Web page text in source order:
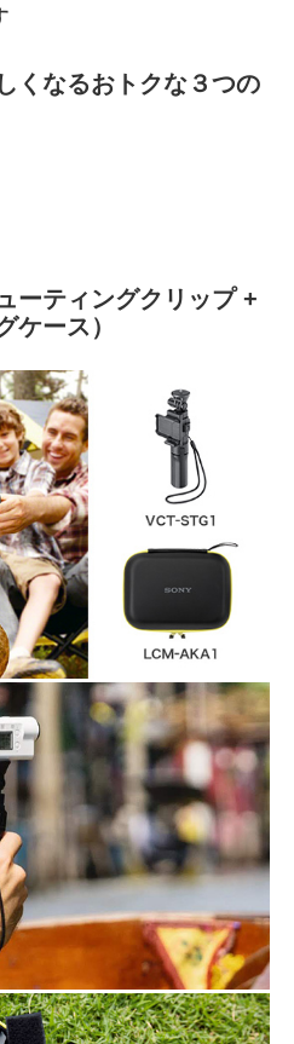
くなるおトクな３つの
ーティングクリップ +
ケース）